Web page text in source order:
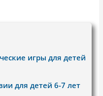
игры для детей
для детей 6-7 лет